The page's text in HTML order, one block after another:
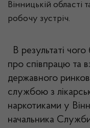
Вінницькій області
робочу зустріч.
В результаті
про співпрацю та
державного
службою з
наркотиками у
начальника